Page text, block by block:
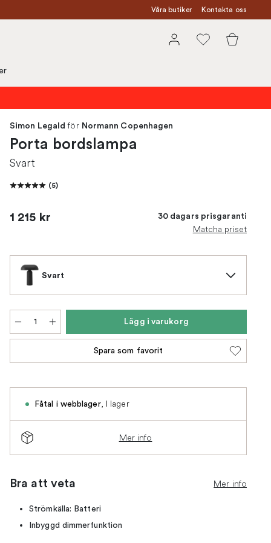
Våra butiker Kontakta oss
Simon Legald för Normann Copenhagen
Porta bordslampa
Svart
(5)
1 215 kr 30 dagars prisgaranti
Matcha priset
Svart
Lägg i varukorg
Spara som favorit
Fåtal i webblager, I lager
Mer info
Bra att veta Mer info
Strömkälla: Batteri
Inbyggd dimmerfunktion